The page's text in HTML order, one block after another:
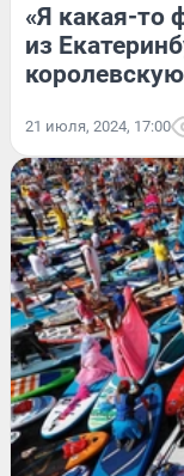
«Я какая-то
из
21 июля, 2024, 17:00